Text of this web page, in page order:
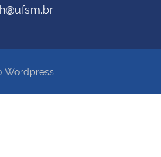
Wordpress